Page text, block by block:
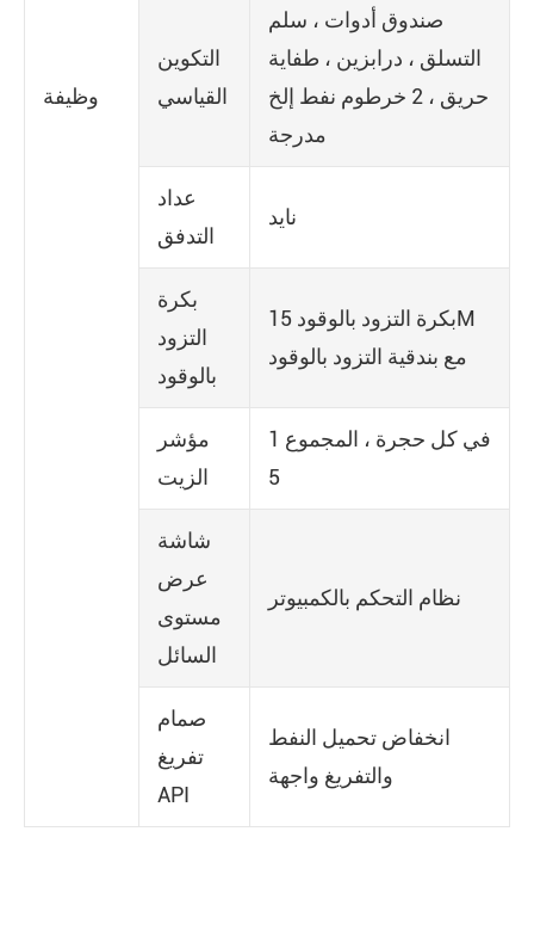
وظيفة
التكوين
القياسي
صندوق أدوات ، سلم
التسلق ، درابزين ، طفاية
حريق ، 2 خرطوم نفط إلخ
مدرجة
عداد
التدفق
نايد
بكرة
التزود
بالوقود
بكرة التزود بالوقود 15M
مع بندقية التزود بالوقود
مؤشر
الزيت
1 في كل حجرة ، المجموع
5
شاشة
عرض
مستوى
السائل
نظام التحكم بالكمبيوتر
صمام
تفريغ
API
انخفاض تحميل النفط
والتفريغ واجهة